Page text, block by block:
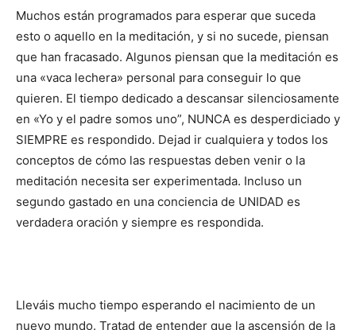
Muchos están programados para esperar que suceda
esto o aquello en la meditación, y si no sucede, piensan
que han fracasado. Algunos piensan que la meditación es
una «vaca lechera» personal para conseguir lo que
quieren. El tiempo dedicado a descansar silenciosamente
en «Yo y el padre somos uno”, NUNCA es desperdiciado y
SIEMPRE es respondido. Dejad ir cualquiera y todos los
conceptos de cómo las respuestas deben venir o la
meditación necesita ser experimentada. Incluso un
segundo gastado en una conciencia de UNIDAD es
verdadera oración y siempre es respondida.
Lleváis mucho tiempo esperando el nacimiento de un
nuevo mundo. Tratad de entender que la ascensión de la